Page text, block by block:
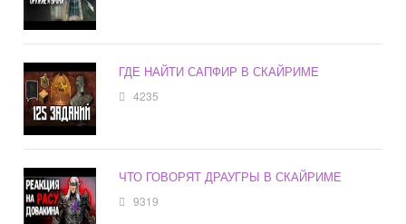
ГДЕ НАЙТИ САПФИР В СКАЙРИМЕ
4235
ЧТО ГОВОРЯТ ДРАУГРЫ В СКАЙРИМЕ
9319